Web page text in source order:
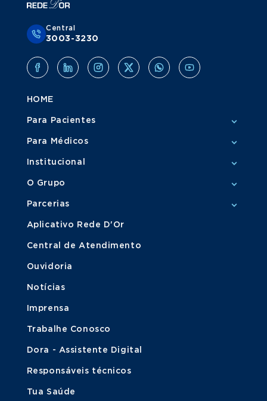
Central
3003-3230
HOME
Para Pacientes
Para Médicos
Institucional
O Grupo
Parcerias
Aplicativo Rede D'Or
Central de Atendimento
Ouvidoria
Notícias
Imprensa
Trabalhe Conosco
Dora - Assistente Digital
Responsáveis técnicos
Tua Saúde